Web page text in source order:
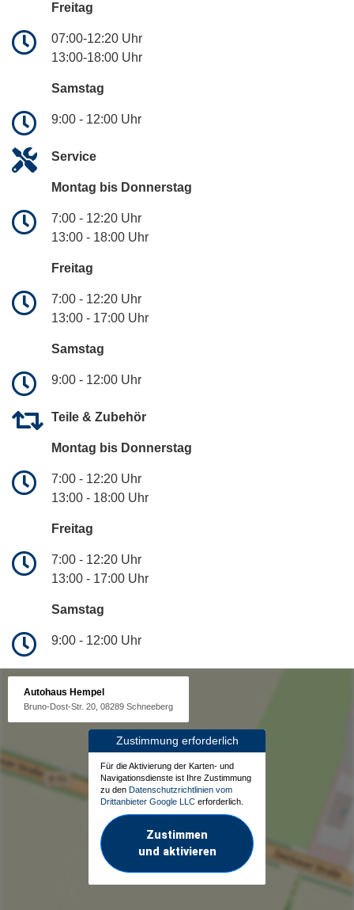
Freitag
07:00-12:20 Uhr
13:00-18:00 Uhr
Samstag
9:00 - 12:00 Uhr
Service
Montag bis Donnerstag
7:00 - 12:20 Uhr
13:00 - 18:00 Uhr
Freitag
7:00 - 12:20 Uhr
13:00 - 17:00 Uhr
Samstag
9:00 - 12:00 Uhr
Teile & Zubehör
Montag bis Donnerstag
7:00 - 12:20 Uhr
13:00 - 18:00 Uhr
Freitag
7:00 - 12:20 Uhr
13:00 - 17:00 Uhr
Samstag
9:00 - 12:00 Uhr
Autohaus Hempel
Bruno-Dost-Str. 20, 08289 Schneeberg
Zustimmung erforderlich
Für die Aktivierung der Karten- und
Navigationsdienste ist Ihre Zustimmung
zu den Datenschutzrichtlinien vom
Drittanbieter Google LLC erforderlich.
Zustimmen
und aktivieren